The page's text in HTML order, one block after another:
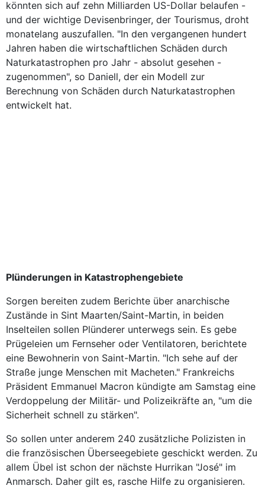
könnten sich auf zehn Milliarden US-Dollar belaufen -
und der wichtige Devisenbringer, der Tourismus, droht
monatelang auszufallen. "In den vergangenen hundert
Jahren haben die wirtschaftlichen Schäden durch
Naturkatastrophen pro Jahr - absolut gesehen -
zugenommen", so Daniell, der ein Modell zur
Berechnung von Schäden durch Naturkatastrophen
entwickelt hat.
Plünderungen in Katastrophengebiete
Sorgen bereiten zudem Berichte über anarchische
Zustände in Sint Maarten/Saint-Martin, in beiden
Inselteilen sollen Plünderer unterwegs sein. Es gebe
Prügeleien um Fernseher oder Ventilatoren, berichtete
eine Bewohnerin von Saint-Martin. "Ich sehe auf der
Straße junge Menschen mit Macheten." Frankreichs
Präsident Emmanuel Macron kündigte am Samstag eine
Verdoppelung der Militär- und Polizeikräfte an, "um die
Sicherheit schnell zu stärken".
So sollen unter anderem 240 zusätzliche Polizisten in
die französischen Überseegebiete geschickt werden. Zu
allem Übel ist schon der nächste Hurrikan "José" im
Anmarsch. Daher gilt es, rasche Hilfe zu organisieren.